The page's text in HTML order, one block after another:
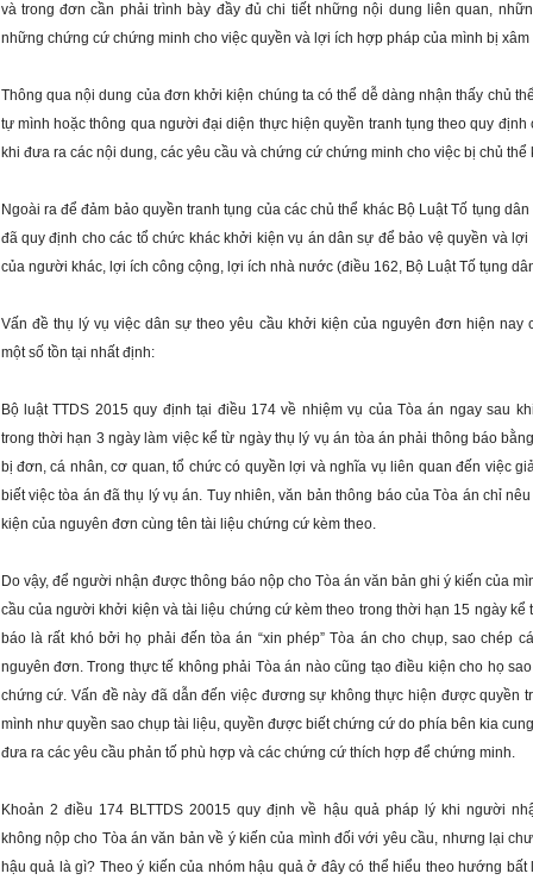
và trong đơn cần phải trình bày đầy đủ chi tiết những nội dung liên quan,
những chứng cứ chứng minh cho việc quyền và lợi ích hợp pháp của mình bị xâm
Thông qua nội dung của đơn khởi kiện chúng ta có thể dễ dàng nhận thấy chủ
tự mình hoặc thông qua người đại diện thực hiện quyền tranh tụng theo quy định
khi đưa ra các nội dung, các yêu cầu và chứng cứ chứng minh cho việc bị chủ thể
Ngoài ra để đảm bảo quyền tranh tụng của các chủ thể khác Bộ Luật Tố tụng
đã quy định cho các tổ chức khác khởi kiện vụ án dân sự để bảo vệ quyền và
của người khác, lợi ích công cộng, lợi ích nhà nước (điều 162, Bộ Luật Tố tụng
Vấn đề thụ lý vụ việc dân sự theo yêu cầu khởi kiện của nguyên đơn hiện nay
một số tồn tại nhất định:
Bộ luật TTDS 2015 quy định tại điều 174 về nhiệm vụ của Tòa án ngay sau
trong thời hạn 3 ngày làm việc kể từ ngày thụ lý vụ án tòa án phải thông báo
bị đơn, cá nhân, cơ quan, tổ chức có quyền lợi và nghĩa vụ liên quan đến việc
biết việc tòa án đã thụ lý vụ án. Tuy nhiên, văn bản thông báo của Tòa án chỉ
kiện của nguyên đơn cùng tên tài liệu chứng cứ kèm theo.
Do vậy, để người nhận được thông báo nộp cho Tòa án văn bản ghi ý kiến của
cầu của người khởi kiện và tài liệu chứng cứ kèm theo trong thời hạn 15 ngày kể
báo là rất khó bởi họ phải đến tòa án “xin phép” Tòa án cho chụp, sao chép
nguyên đơn. Trong thực tế không phải Tòa án nào cũng tạo điều kiện cho họ
chứng cứ. Vấn đề này đã dẫn đến việc đương sự không thực hiện được quyền
mình như quyền sao chụp tài liệu, quyền được biết chứng cứ do phía bên kia
đưa ra các yêu cầu phản tố phù hợp và các chứng cứ thích hợp để chứng minh.
Khoản 2 điều 174 BLTTDS 20015 quy định về hậu quả pháp lý khi người
không nộp cho Tòa án văn bản về ý kiến của mình đối với yêu cầu, nhưng lại
hậu quả là gì? Theo ý kiến của nhóm hậu quả ở đây có thể hiểu theo hướng